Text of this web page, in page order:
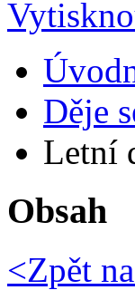
Děje
Letní
Obsah
<Zpět na